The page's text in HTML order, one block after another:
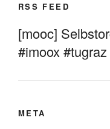
RSS FEED
[mooc]
#imoox
META